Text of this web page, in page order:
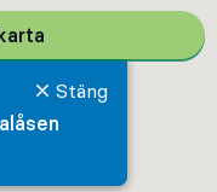
Stäng
Visa större